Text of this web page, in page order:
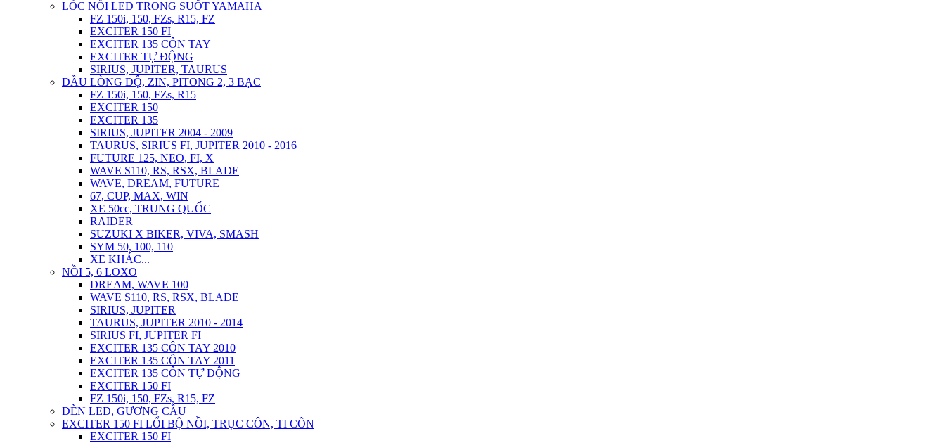
LỐC NỒI LED TRONG SUỐT YAMAHA
FZ 150i, 150, FZs, R15, FZ
EXCITER 150 FI
EXCITER 135 CÔN TAY
EXCITER TỰ ĐỘNG
SIRIUS, JUPITER, TAURUS
ĐẦU LÒNG ĐỘ, ZIN, PITONG 2, 3 BẠC
FZ 150i, 150, FZs, R15
EXCITER 150
EXCITER 135
SIRIUS, JUPITER 2004 - 2009
TAURUS, SIRIUS FI, JUPITER 2010 - 2016
FUTURE 125, NEO, FI, X
WAVE S110, RS, RSX, BLADE
WAVE, DREAM, FUTURE
67, CUP, MAX, WIN
XE 50cc, TRUNG QUỐC
RAIDER
SUZUKI X BIKER, VIVA, SMASH
SYM 50, 100, 110
XE KHÁC...
NỒI 5, 6 LOXO
DREAM, WAVE 100
WAVE S110, RS, RSX, BLADE
SIRIUS, JUPITER
TAURUS, JUPITER 2010 - 2014
SIRIUS FI, JUPITER FI
EXCITER 135 CÔN TAY 2010
EXCITER 135 CÔN TAY 2011
EXCITER 135 CÔN TỰ ĐỘNG
EXCITER 150 FI
FZ 150i, 150, FZs, R15, FZ
ĐÈN LED, GƯƠNG CẦU
EXCITER 150 FI LỔI BỘ NỒI, TRỤC CÔN, TI CÔN
EXCITER 150 FI